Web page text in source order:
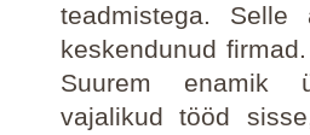
teadmistega.
keskendunud
Suurem enamik
vajalikud tööd